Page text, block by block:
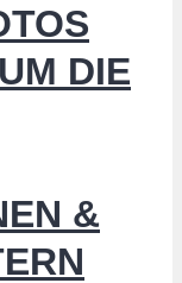
DIE
&